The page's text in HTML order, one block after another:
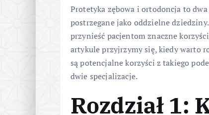
Protetyka zębowa i ortodoncja to
postrzegane jako oddzielne
przynieść pacjentom znaczne
artykule przyjrzymy się, kiedy warto
są potencjalne korzyści z takiego
dwie specjalizacje.
Rozdział 1: